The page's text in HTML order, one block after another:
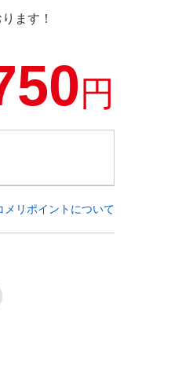
ます！
円
メリポイントについて